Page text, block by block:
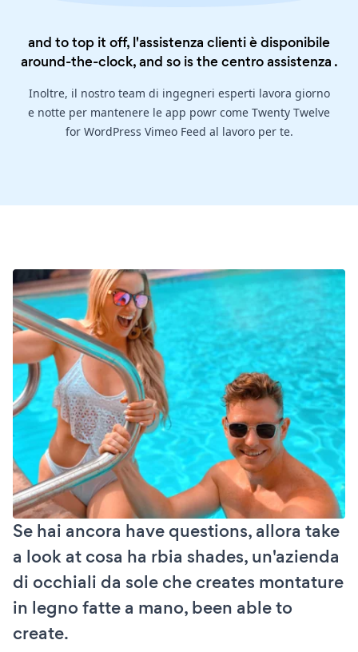
and to top it off, l'assistenza clienti è disponibile
around-the-clock, and so is thecentro assistenza .
Inoltre, il nostro team di ingegneri esperti lavora giorno
e notte per mantenere le app powr come Twenty Twelve
for WordPress Vimeo Feed al lavoro per te.
Se hai ancora have questions, allora take
a look at cosa ha rbia shades, un'azienda
di occhiali da sole che creates montature
in legno fatte a mano, been able to
create.